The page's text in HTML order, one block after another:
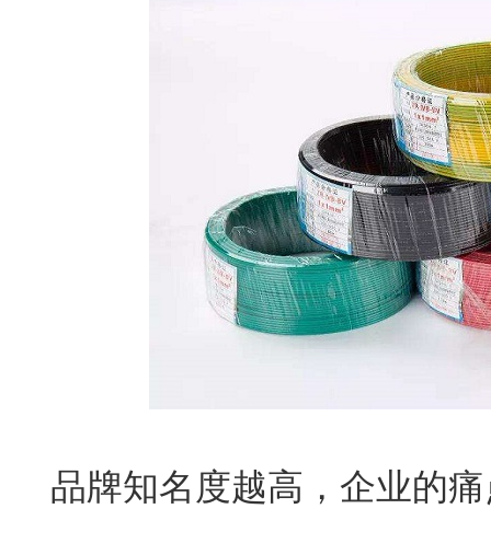
品牌知名度越高，企业的